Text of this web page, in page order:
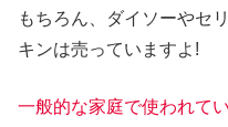
もちろん、ダイソーやセ
キンは売っていますよ!
一般的な家庭で使われて